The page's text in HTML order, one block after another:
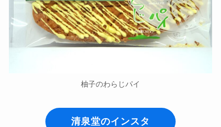
柚子のわらじパイ
清泉堂のインスタ